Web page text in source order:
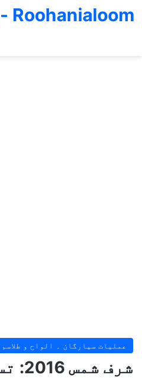
Roohanialoom - روحانی علوم
عملیات سیارگان ۔ الواح و
شرف